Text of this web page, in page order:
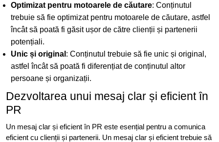
Optimizat pentru motoarele de căutare: Conținutul
trebuie să fie optimizat pentru motoarele de căutare, astfel
încât să poată fi găsit ușor de către clienții și partenerii
potențiali.
Unic și original : Conținutul trebuie să fie unic și original,
astfel încât să poată fi diferențiat de conținutul altor
persoane și organizații.
Dezvoltarea unui mesaj clar și eficient în
PR
Un mesaj clar și eficient în PR este esențial pentru a comunica
eficient cu clienții și partenerii. Un mesaj clar și eficient trebuie să